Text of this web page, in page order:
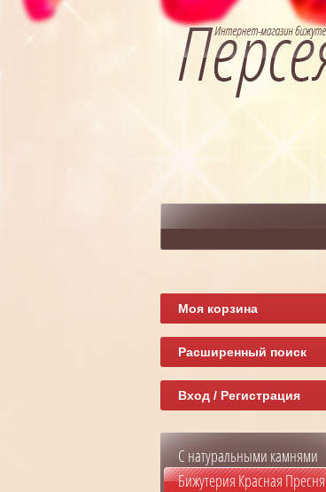
Моя корзина
Расширенный поиск
Вход / Регистрация
С натуральными камнями
Бижутерия Красная Пресня